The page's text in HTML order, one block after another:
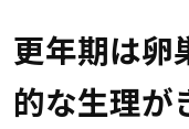
更年期は卵
的な生理が